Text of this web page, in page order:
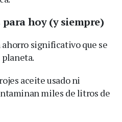
hoy (y siempre)
ahorro significativo que se
aceite usado ni
miles de litros de